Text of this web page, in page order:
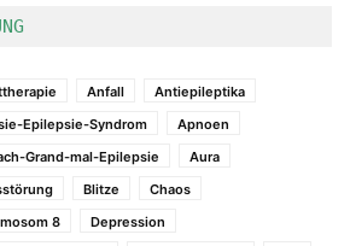
Anfall
Antiepileptika
Epilepsie-Syndrom
Apnoen
Grand-mal-Epilepsie
Aura
Blitze
Chaos
8
Depression